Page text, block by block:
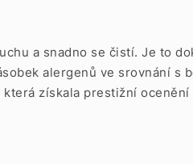
a snadno se čistí. Je to
alergenů ve srovnání s
získala prestižní ocenění